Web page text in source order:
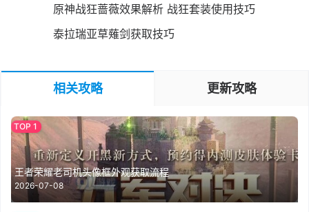
原神战狂蔷薇效果解析 战狂套装使用技巧
泰拉瑞亚草薙剑获取技巧
相关攻略 更新攻略
王者荣耀老司机头像框外观获取流程
2026-07-08